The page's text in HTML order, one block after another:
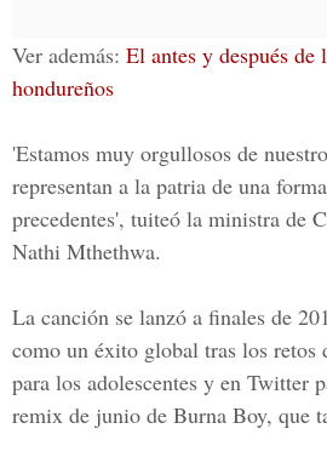
Ver además: El antes y después de
hondureños
'Estamos muy orgullosos de
representan a la patria de una
precedentes', tuiteó la ministra de
Nathi Mthethwa.
La canción se lanzó a finales de
como un éxito global tras los retos
para los adolescentes y en Twitter
remix de junio de Burna Boy, que